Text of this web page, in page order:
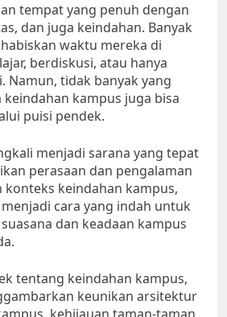
tempat yang penuh dengan
dan juga keindahan. Banyak
waktu mereka di
berdiskusi, atau hanya
Namun, tidak banyak yang
kampus juga bisa
puisi pendek.
menjadi sarana yang tepat
perasaan dan pengalaman
konteks keindahan kampus,
cara yang indah untuk
dan keadaan kampus
tentang keindahan kampus,
keunikan arsitektur